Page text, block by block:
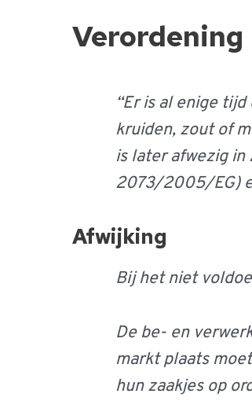
Verordening
“Er is al enige
kruiden, zout of
is later afwezig in
2073/2005/EG)
Afwijking
Bij het niet
De be- en
markt plaats
hun zaakjes op